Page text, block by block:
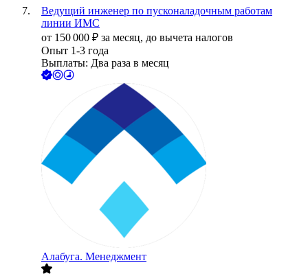
Ведущий инженер по пусконаладочным работам
линии ИМС
от 150 000 ₽ за месяц, до вычета налогов
Опыт 1-3 года
Выплаты: Два раза в месяц
Алабуга. Менеджмент